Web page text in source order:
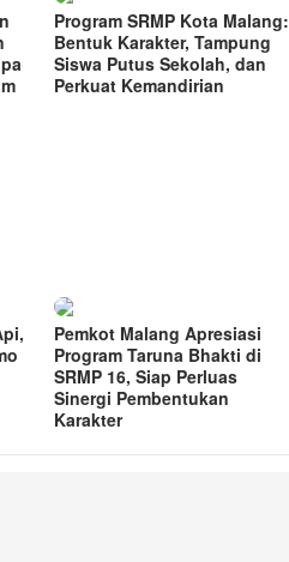
Program SRMP Kota Malang:
Bentuk Karakter, Tampung
Siswa Putus Sekolah, dan
Perkuat Kemandirian
Pemkot Malang Apresiasi
Program Taruna Bhakti di
SRMP 16, Siap Perluas
Sinergi Pembentukan
Karakter